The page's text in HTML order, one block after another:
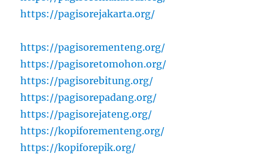
https://pagisorejakarta.org/
https://pagisorementeng.org/
https://pagisoretomohon.org/
https://pagisorebitung.org/
https://pagisorepadang.org/
https://pagisorejateng.org/
https://kopiforementeng.org/
https://kopiforepik.org/